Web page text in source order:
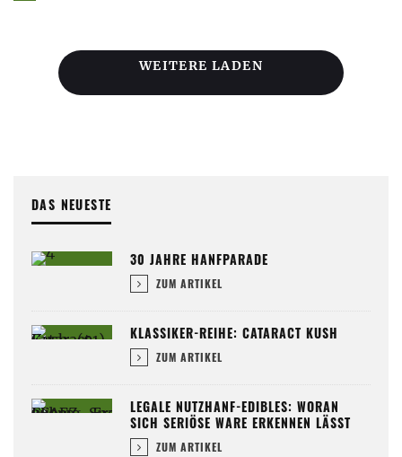
WEITERE LADEN
DAS NEUESTE
30 JAHRE HANFPARADE
ZUM ARTIKEL
KLASSIKER-REIHE: CATARACT KUSH
ZUM ARTIKEL
LEGALE NUTZHANF-EDIBLES: WORAN
SICH SERIÖSE WARE ERKENNEN LÄSST
ZUM ARTIKEL